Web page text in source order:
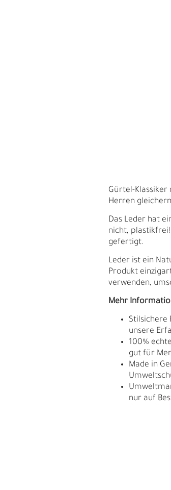
Gürtel-
Herren
Das Leder hat
nicht,
gefertigt.
Leder ist ein
Produkt
verwenden,
Mehr
Stilsichere
unsere
100%
gut für
Made in
nur auf